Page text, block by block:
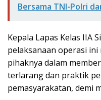
Bersama TNI-Polri
Kepala Lapas Kelas IIA
pelaksanaan operasi
pihaknya dalam
terlarang dan praktik
pemasyarakatan, demi